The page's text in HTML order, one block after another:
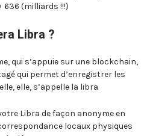
(milliards !!!)
Libra ?
qui s’appuie sur une blockchain,
qui permet d’enregistrer les
elle, s’appelle la libra
Libra de façon anonyme en
locaux physiques